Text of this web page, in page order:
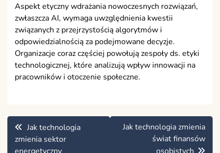
Aspekt etyczny wdrażania nowoczesnych rozwiązań,
zwłaszcza AI, wymaga uwzględnienia kwestii
związanych z przejrzystością algorytmów i
odpowiedzialnością za podejmowane decyzje.
Organizacje coraz częściej powołują zespoły ds. etyki
technologicznej, które analizują wpływ innowacji na
pracowników i otoczenie społeczne.
Nawigacja
wpisu
Jak technologia
zmienia sektor
Jak technologia zmienia
świat finansów